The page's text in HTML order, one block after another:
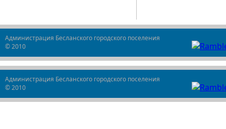
Администрация Бесланского городского поселения
© 2010
Администрация Бесланского городского поселения
© 2010